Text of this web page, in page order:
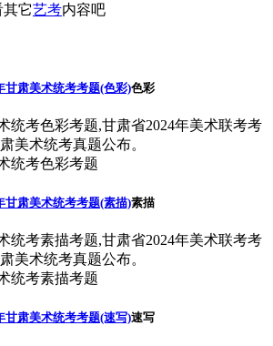
它艺考内容吧
甘肃美术统考考题(色彩)色彩
统考色彩考题,甘肃省2024年美术联考考
美术统考真题公布。
甘肃美术统考考题(素描)素描
统考素描考题,甘肃省2024年美术联考考
美术统考真题公布。
甘肃美术统考考题(速写)速写